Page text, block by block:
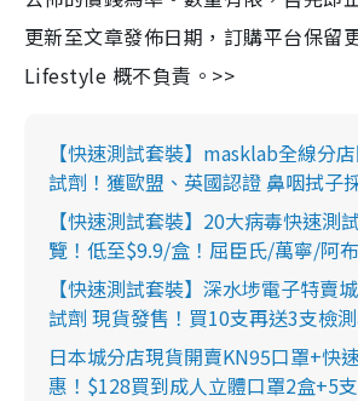
更新至文章發佈日期，訂購平台保留
Lifestyle 概不負責。>>
【快速測試套裝】masklab全線分
試劑！獲歐盟、英國認證 鼻咽拭子
【快速測試套裝】20大病毒快速測
覽！低至$9.9/盒！屈臣氏/萬寧/阿
【快速測試套裝】深水埗電子特賣
試劑 現貨發售！買10支再送3支檢
日本城分店現貨開賣KN95口罩+快
惠！$128買到成人立體口罩2盒+5